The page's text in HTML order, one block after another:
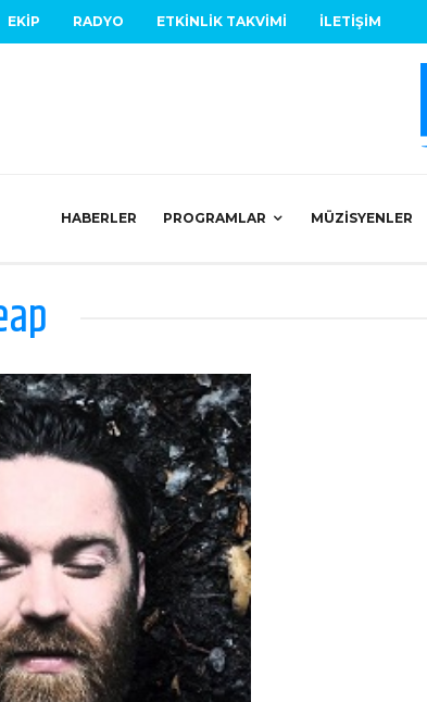
EKIP RADYO ETKINLIK TAKVIMI İLETIŞIM
HABERLER PROGRAMLAR MÜZISYENLER